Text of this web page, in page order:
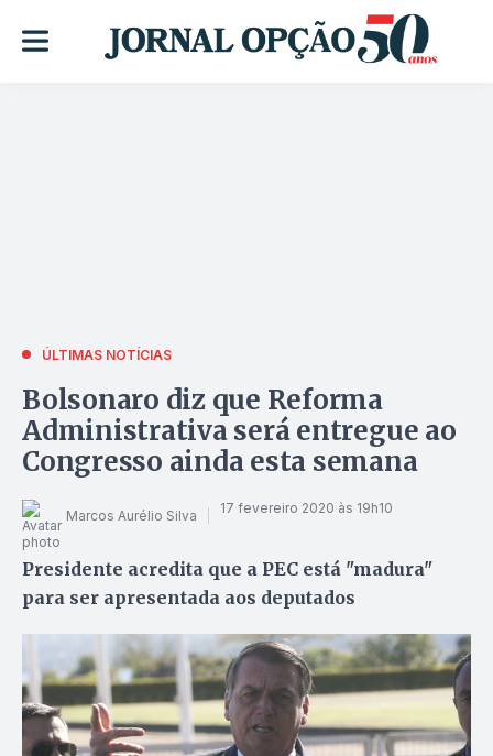
ÚLTIMAS NOTÍCIAS
Bolsonaro diz que Reforma
Administrativa será entregue ao
Congresso ainda esta semana
Marcos Aurélio Silva 17 fevereiro 2020 às 19h10
Presidente acredita que a PEC está "madura"
para ser apresentada aos deputados